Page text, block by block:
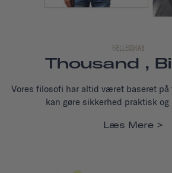
FÆLLESSKAB
Thousand ,
Vores filosofi har altid været baseret på
kan gøre sikkerhed praktisk
Læs Mere